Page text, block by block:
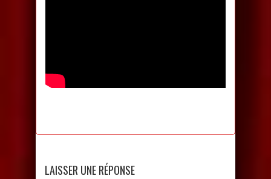
LAISSER UNE RÉPONSE